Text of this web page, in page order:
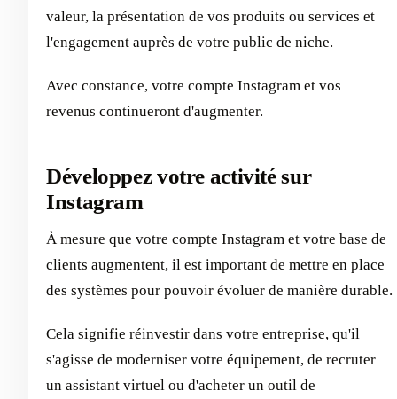
valeur, la présentation de vos produits ou services et
l'engagement auprès de votre public de niche.
Avec constance, votre compte Instagram et vos
revenus continueront d'augmenter.
Développez votre activité sur
Instagram
À mesure que votre compte Instagram et votre base de
clients augmentent, il est important de mettre en place
des systèmes pour pouvoir évoluer de manière durable.
Cela signifie réinvestir dans votre entreprise, qu'il
s'agisse de moderniser votre équipement, de recruter
un assistant virtuel ou d'acheter un outil de